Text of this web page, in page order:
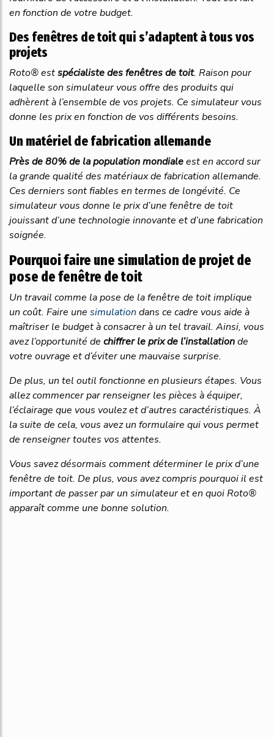
en fonction de votre budget.
Des fenêtres de toit qui s’adaptent à tous vos
projets
Roto® estspécialistedesfenêtresdetoit. Raison pour
laquelle son simulateur vous offre des produits qui
adhèrent à l’ensemble de vos projets. Ce simulateur vous
donne les prix en fonction de vos différents besoins.
Un matériel de fabrication allemande
Prèsde80%de lapopulationmondialeest en accord sur
la grande qualité des matériaux de fabrication allemande.
Ces derniers sont fiables en termes de longévité. Ce
simulateur vous donne le prix d’une fenêtre de toit
jouissant d’une technologie innovante et d’une fabrication
soignée.
Pourquoi faire une simulation de projet de
pose de fenêtre de toit
Un travail comme la pose de la fenêtre de toit implique
un coût. Faire une simulation dans ce cadre vous aide à
maîtriser le budget à consacrer à un tel travail. Ainsi, vous
avez l’opportunité de chiffrer leprixde l’installationde
votre ouvrage et d’éviter une mauvaise surprise.
De plus, un tel outil fonctionne en plusieurs étapes. Vous
allez commencer par renseigner les pièces à équiper,
l’éclairage que vous voulez et d’autres caractéristiques. À
la suite de cela, vous avez un formulaire qui vous permet
de renseigner toutes vos attentes.
Vous savez désormais comment déterminer le prix d’une
fenêtre de toit. De plus, vous avez compris pourquoi il est
important de passer par un simulateur et en quoi Roto®
apparaît comme une bonne solution.